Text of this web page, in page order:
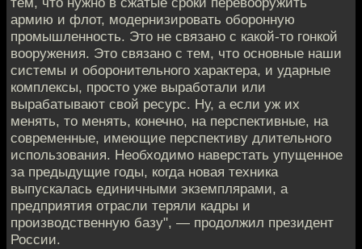
армию и флот, модернизировать оборонную
промышленность. Это не связано с какой-то гонкой
вооружения. Это связано с тем, что основные наши
системы и оборонительного характера, и ударные
комплексы, просто уже выработали или
вырабатывают свой ресурс. Ну, а если уж их
менять, то менять, конечно, на перспективные, на
современные, имеющие перспективу длительного
использования. Необходимо наверстать упущенное
за предыдущие годы, когда новая техника
выпускалась единичными экземплярами, а
предприятия отрасли теряли кадры и
производственную базу", — продолжил президент
России.